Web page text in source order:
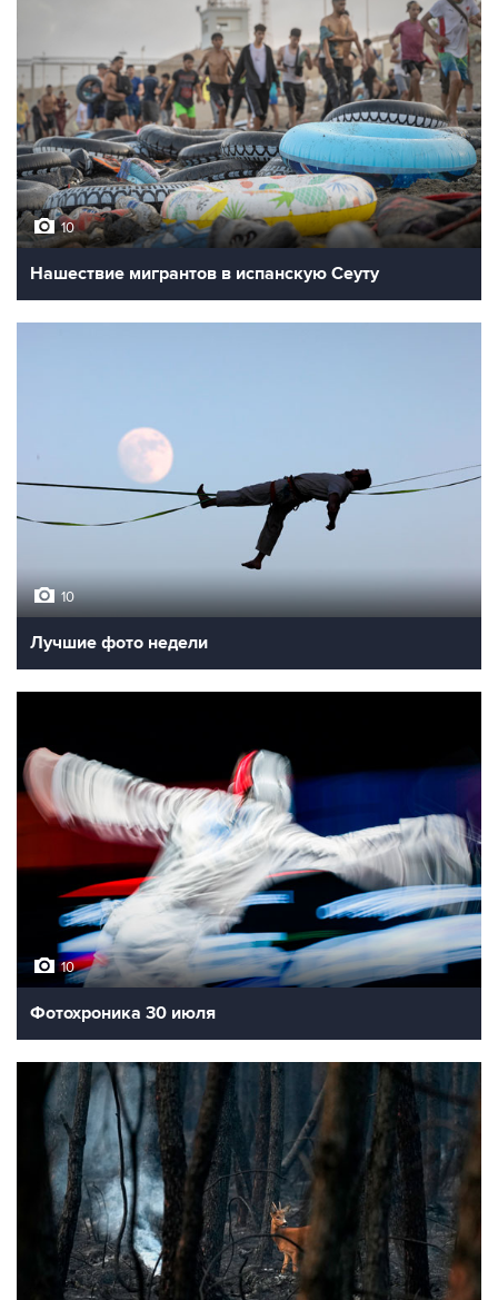
10
Нашествие мигрантов в испанскую Сеуту
10
Лучшие фото недели
10
Фотохроника 30 июля